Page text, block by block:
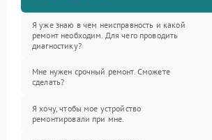
Я уже знаю в чем неисправность и какой
ремонт необходим. Для чего проводить
диагностику?
Мне нужен срочный ремонт. Сможете
сделать?
Я хочу, чтобы мое устройство
ремонтировали при мне.